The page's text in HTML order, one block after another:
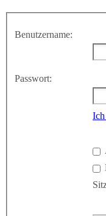
Benutzername:
Passwort:
Ich